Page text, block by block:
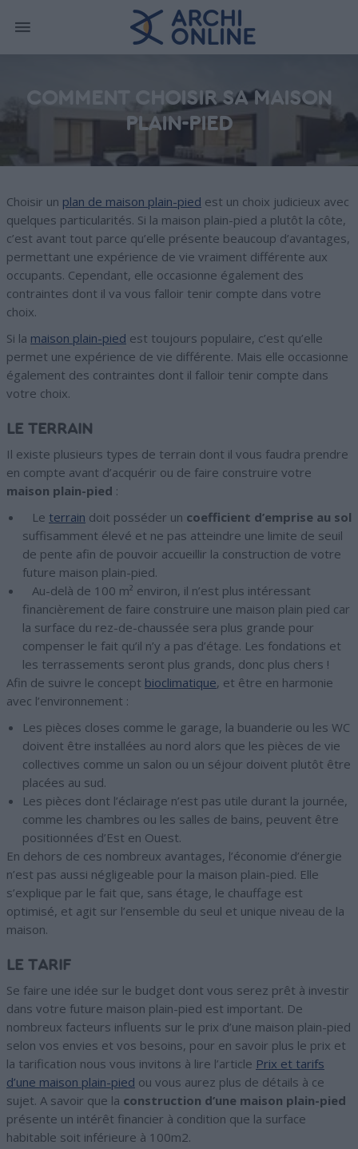
COMMENT CHOISIR SA MAISON
PLAIN-PIED
Choisir un plan de maison plain-pied est un choix judicieux avec
quelques particularités. Si la maison plain-pied a plutôt la côte,
c’est avant tout parce qu’elle présente beaucoup d’avantages,
permettant une expérience de vie vraiment différente aux
occupants. Cependant, elle occasionne également des
contraintes dont il va vous falloir tenir compte dans votre
choix.
Si la maison plain-pied est toujours populaire, c’est qu’elle
permet une expérience de vie différente. Mais elle occasionne
également des contraintes dont il falloir tenir compte dans
votre choix.
LE TERRAIN
Il existe plusieurs types de terrain dont il vous faudra prendre
en compte avant d’acquérir ou de faire construire votre
maison plain-pied :
Le terrain doit posséder un coefficient d’emprise au sol
suffisamment élevé et ne pas atteindre une limite de seuil
de pente afin de pouvoir accueillir la construction de votre
future maison plain-pied.
Au-delà de 100 m² environ, il n’est plus intéressant
financièrement de faire construire une maison plain pied car
la surface du rez-de-chaussée sera plus grande pour
compenser le fait qu’il n’y a pas d’étage. Les fondations et
les terrassements seront plus grands, donc plus chers !
Afin de suivre le concept bioclimatique, et être en harmonie
avec l’environnement :
Les pièces closes comme le garage, la buanderie ou les WC
doivent être installées au nord alors que les pièces de vie
collectives comme un salon ou un séjour doivent plutôt être
placées au sud.
Les pièces dont l’éclairage n’est pas utile durant la journée,
comme les chambres ou les salles de bains, peuvent être
positionnées d’Est en Ouest.
En dehors de ces nombreux avantages, l’économie d’énergie
n’est pas aussi négligeable pour la maison plain-pied. Elle
s’explique par le fait que, sans étage, le chauffage est
optimisé, et agit sur l’ensemble du seul et unique niveau de la
maison.
LE TARIF
Se faire une idée sur le budget dont vous serez prêt à investir
dans votre future maison plain-pied est important. De
nombreux facteurs influents sur le prix d’une maison plain-pied
selon vos envies et vos besoins, pour en savoir plus le prix et
la tarification nous vous invitons à lire l’article Prix et tarifs
d’une maison plain-pied ou vous aurez plus de détails à ce
sujet. A savoir que la construction d’une maison plain-pied
présente un intérêt financier à condition que la surface
habitable soit inférieure à 100m2.